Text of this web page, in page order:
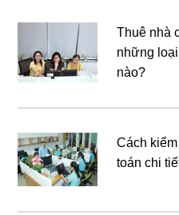
Thuê nhà
những
nào?
Cách
toán chi